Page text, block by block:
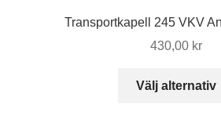
Transportkapell 245 VKV
430,00 kr
Välj alternativ